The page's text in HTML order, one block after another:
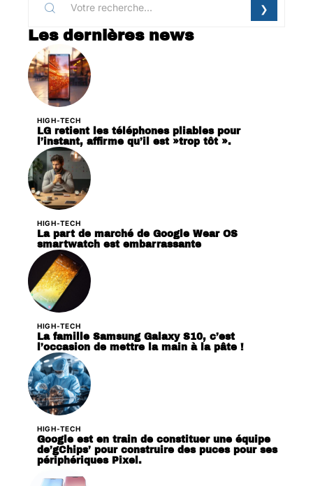
Les dernières news
HIGH-TECH
LG retient les téléphones pliables pour
l’instant, affirme qu’il est »trop tôt ».
HIGH-TECH
La part de marché de Google Wear OS
smartwatch est embarrassante
HIGH-TECH
La famille Samsung Galaxy S10, c’est
l’occasion de mettre la main à la pâte !
HIGH-TECH
Google est en train de constituer une équipe
de’gChips’ pour construire des puces pour ses
périphériques Pixel.